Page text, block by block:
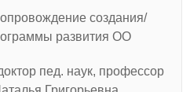
создания/
развития ОО
пед. наук, профессор